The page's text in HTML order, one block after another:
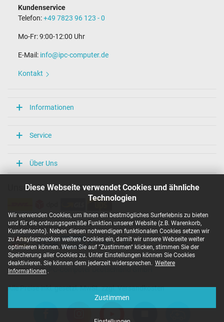
Diese Webseite verwendet Cookies und ähnliche
Technologien
Wir verwenden Cookies, um Ihnen ein bestmögliches Surferlebnis zu bieten
und für die ordnungsgemäße Funktion unserer Website (z.B. Warenkorb,
Kundenkonto). Neben diesen notwendigen funktionalen Cookies setzen wir
zu Anaylsezwecken weitere Cookies ein, damit wir unsere Webseite weiter
optimieren können. Wenn Sie auf "Zustimmen" klicken, stimmen Sie der
Speicherung aller Cookies zu. Unter Einstellungen können Sie Cookies
deaktivieren. Sie können dem jederzeit widersprechen. Weitere
Informationen .
Zustimmen
Kundenservice
Telefon:+49 7823 96 123 - 0
Mo-Fr: 9:00-12:00 Uhr
E-Mail: info@ipc-computer.de
Kontakt
Informationen
Service
Über Uns
Unsere Versandarten
Unsere Zahlarten
Copyright ©
Alle Preise inkl. gesetzl. MwSt. zzgl. Versandkosten